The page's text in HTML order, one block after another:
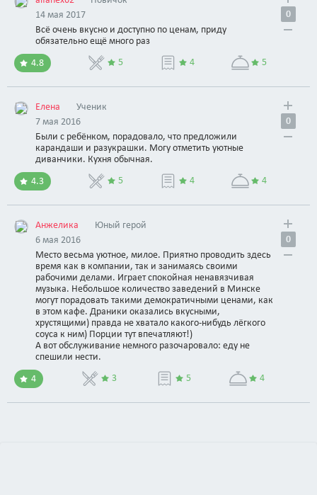
14 мая 2017
Всё очень вкусно и доступно по ценам, приду
обязательно ещё много раз
0
4.8 5 4 5
Елена
Ученик
7 мая 2016
Были с ребёнком, порадовало, что предложили
карандаши и разукрашки. Могу отметить уютные
диванчики. Кухня обычная.
0
4.3 5 4 4
Анжелика
Юный герой
6 мая 2016
Место весьма уютное, милое. Приятно проводить здесь
время как в компании, так и занимаясь своими
рабочими делами. Играет спокойная ненавязчивая
музыка. Небольшое количество заведений в Минске
могут порадовать такими демократичными ценами, как
в этом кафе. Драники оказались вкусными,
хрустящими) правда не хватало какого-нибудь лёгкого
соуса к ним) Порции тут впечатляют!)
А вот обслуживание немного разочаровало: еду не
спешили нести.
0
4 3 5 4